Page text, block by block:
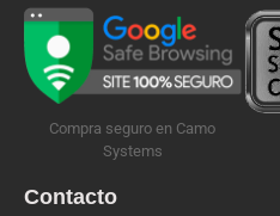
Compra seguro en Camo
Systems
Contacto